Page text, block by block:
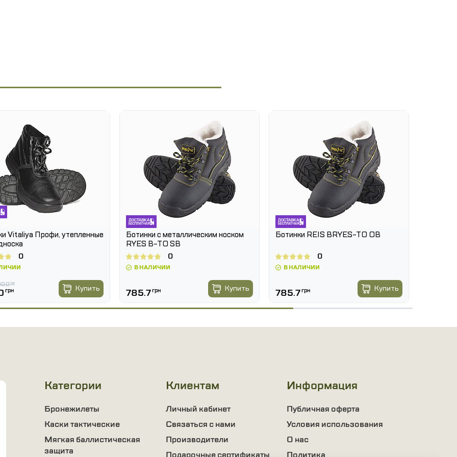
бумажная промышленность
Vitaliya Профи, утепленные
0
грн
грн Купить
Ботинки с металлическим носком
RYES B-TO SB
В НАЛИЧИИ
0
785.7грн Купить
Ботинки REIS BRYES-TO OB
В НАЛИЧИИ
0
785.7грн Купить
Категории
Бронежилеты
Каски тактические
Мягкая баллистическая
защита
Клиентам
Личный кабинет
Связаться с нами
Производители
Информация
Публичная оферта
Условия использования
О нас